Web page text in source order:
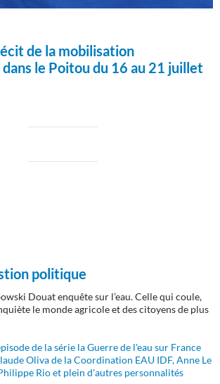
de la mobilisation
le Poitou du 16 au 21 juillet
politique
Douat enquête sur l’eau. Celle qui coule,
le monde agricole et des citoyens de plus
de la série la Guerre de l'eau sur France
Oliva de la Coordination EAU IDF, Anne Le
Rio et plein d'autres personnalités